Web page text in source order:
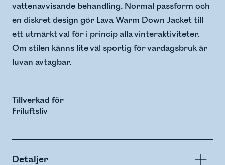
vattenavvisande behandling. Normal passform och
en diskret design gör Lava Warm Down Jacket till
ett utmärkt val för i princip alla vinteraktiviteter.
Om stilen känns lite väl sportig för vardagsbruk är
luvan avtagbar.
Tillverkad för
Friluftsliv
Detaljer